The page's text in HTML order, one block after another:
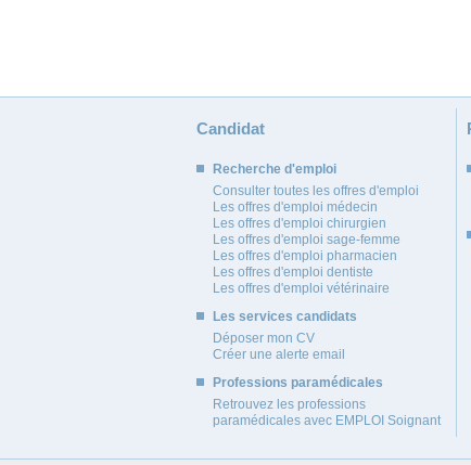
Candidat
Recherche d'emploi
Consulter toutes les offres d'emploi
Les offres d'emploi médecin
Les offres d'emploi chirurgien
Les offres d'emploi sage-femme
Les offres d'emploi pharmacien
Les offres d'emploi dentiste
Les offres d'emploi vétérinaire
Les services candidats
Déposer mon CV
Créer une alerte email
Professions paramédicales
Retrouvez les professions
paramédicales avec EMPLOI Soignant